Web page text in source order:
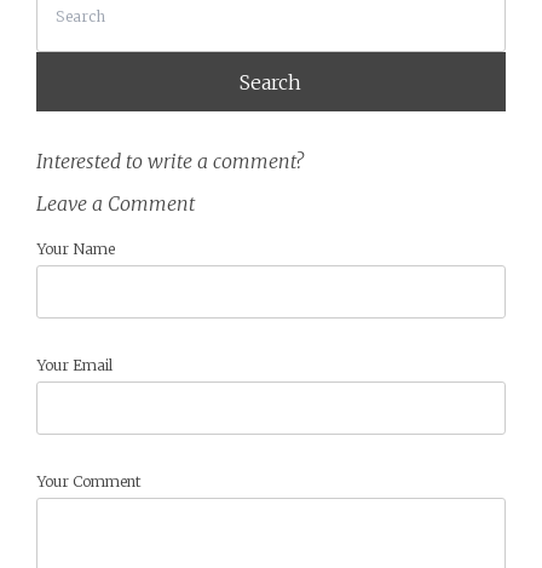
Interested to write a comment?
Leave a Comment
Your Name
Your Email
Your Comment